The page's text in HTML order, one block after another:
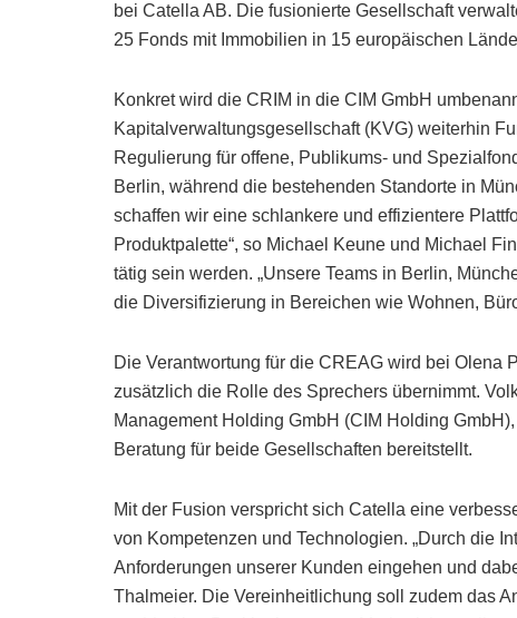
bei Catella AB. Die fusionierte Gesellschaft
25 Fonds mit Immobilien in 15 europäischen
Konkret wird die CRIM in die CIM GmbH
Kapitalverwaltungsgesellschaft (KVG) weiterhin
Regulierung für offene, Publikums- und
Berlin, während die bestehenden Standorte in
schaffen wir eine schlankere und effizientere
Produktpalette“, so Michael Keune und Michael
tätig sein werden. „Unsere Teams in Berlin,
die Diversifizierung in Bereichen wie Wohnen,
Die Verantwortung für die CREAG wird bei Olena
zusätzlich die Rolle des Sprechers übernimmt.
Management Holding GmbH (CIM Holding
Beratung für beide Gesellschaften bereitstellt.
Mit der Fusion verspricht sich Catella eine
von Kompetenzen und Technologien. „Durch die
Anforderungen unserer Kunden eingehen und
Thalmeier. Die Vereinheitlichung soll zudem das